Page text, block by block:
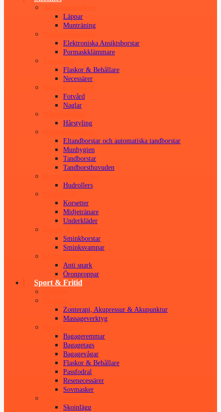
Läppar
Munträning
Elektroniska Ansiktsborstar
Pormaskklämmare
Flaskor & Behållare
Necessärer
Fotvård
Naglar
Hårstyling
Eltandborstar och automatiska tandborstar
Munhygien
Tandborstar
Tandborsthuvuden
Hudrollers
Korsetter
Midjetränare
Underkläder
Sminkborstar
Sminksvampar
Anti snark
Öronproppar
Sport & Fritid
Zonterapi, Akupressur & Akupunktur
Massageverktyg
Bagageremmar
Bagagetags
Bagagevågar
Flaskor & Behållare
Passfodral
Resenecessärer
Sovmasker
Skoinlägg